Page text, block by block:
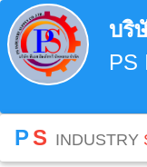
บริ
PS
PS INDUSTRY